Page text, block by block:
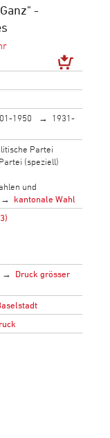
-
1950
1931-
Partei
(speziell)
und
kantonale Wahl
Druck grösser